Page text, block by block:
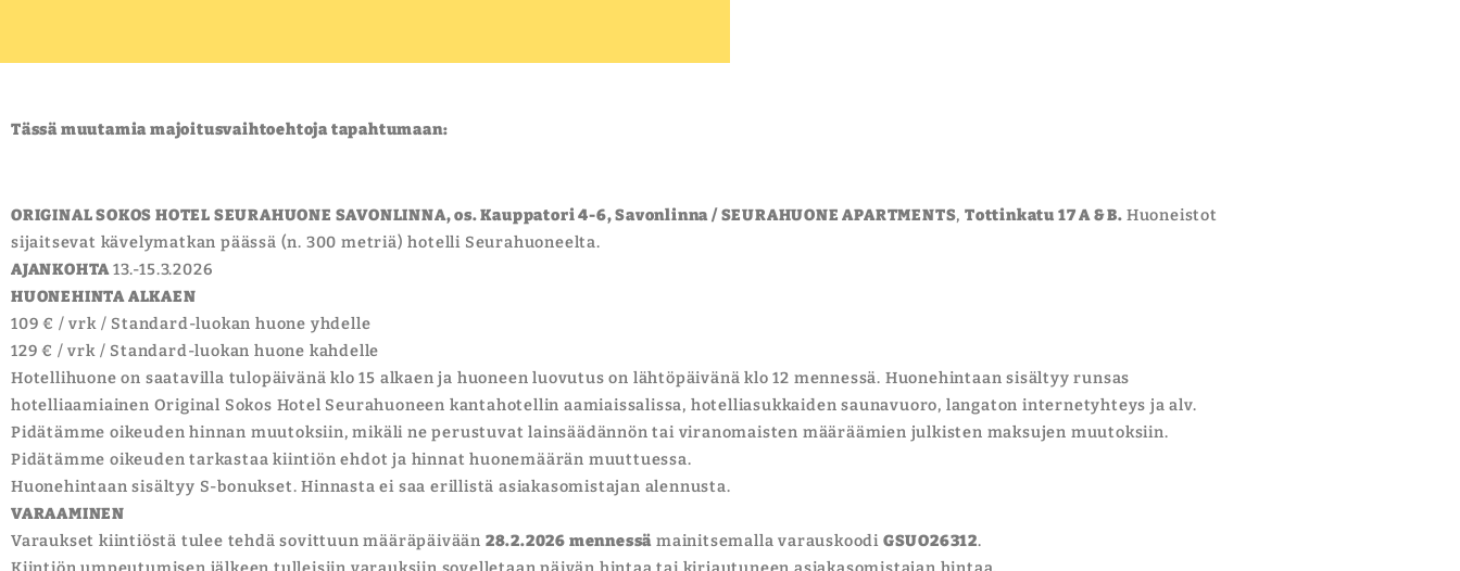
Tässä muutamia majoitusvaihtoehtoja tapahtumaan:
ORIGINAL SOKOS HOTEL SEURAHUONE SAVONLINNA, os. Kauppatori 4-6, Savonlinna / SEURAHUONE APARTMENTS,Tottinkatu 17 A & B. Huoneistot
sijaitsevat kävelymatkan päässä (n. 300 metriä) hotelli Seurahuoneelta.
AJANKOHTA13.-15.3.2026
HUONEHINTA ALKAEN
109 € / vrk / Standard-luokan huone yhdelle
129 € / vrk / Standard-luokan huone kahdelle
Hotellihuone on saatavilla tulopäivänä klo 15 alkaen ja huoneen luovutus on lähtöpäivänä klo 12 mennessä. Huonehintaan sisältyy runsas
hotelliaamiainen Original Sokos Hotel Seurahuoneen kantahotellin aamiaissalissa, hotelliasukkaiden saunavuoro, langaton internetyhteys ja alv.
Pidätämme oikeuden hinnan muutoksiin, mikäli ne perustuvat lainsäädännön tai viranomaisten määräämien julkisten maksujen muutoksiin.
Pidätämme oikeuden tarkastaa kiintiön ehdot ja hinnat huonemäärän muuttuessa.
Huonehintaan sisältyy S-bonukset. Hinnasta ei saa erillistä asiakasomistajan alennusta.
VARAAMINEN
Varaukset kiintiöstä tulee tehdä sovittuun määräpäivään 28.2.2026 mennessä mainitsemalla varauskoodi GSUO26312.